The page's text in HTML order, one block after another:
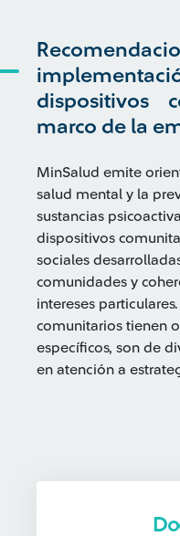
dispositivos
marco de la
MinSalud emite
salud mental y la
sustancias
dispositivos
sociales
comunidades y
intereses
comunitarios tienen
específicos, son de
en atención a